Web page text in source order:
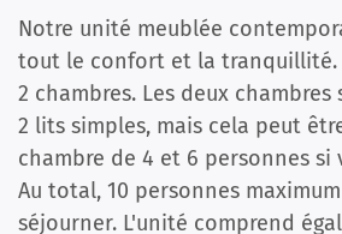
Notre unité meublée
tout le confort et la tranquillité.
2 chambres. Les deux
2 lits simples, mais cela peut
chambre de 4 et 6 personnes si
Au total, 10 personnes maximum
séjourner. L'unité comprend